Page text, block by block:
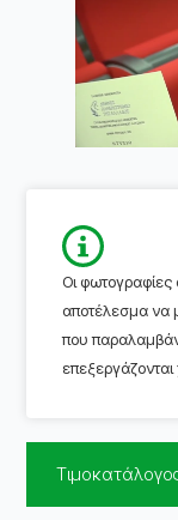
Οι
αποτέλεσμα να
που
επεξεργάζονται